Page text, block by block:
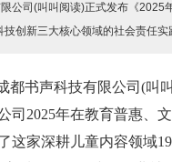
公司(叫叫阅读)正式发布《2025
创新三大核心领域的社会责任
都书声科技有限公司(叫
司2025年在教育普惠、
这家深耕儿童内容领域